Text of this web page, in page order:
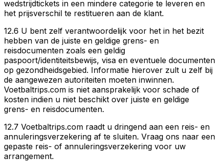
wedstrijdtickets in een mindere categorie te leveren en
het prijsverschil te restitueren aan de klant.
12.6 U bent zelf verantwoordelijk voor het in het bezit
hebben van de juiste en geldige grens- en
reisdocumenten zoals een geldig
paspoort/identiteitsbewijs, visa en eventuele documenten
op gezondheidsgebied. Informatie hierover zult u zelf bij
de aangewezen autoriteiten moeten inwinnen.
Voetbaltrips.com is niet aansprakelijk voor schade of
kosten indien u niet beschikt over juiste en geldige
grens- en reisdocumenten.
12.7 Voetbaltrips.com raadt u dringend aan een reis- en
annuleringsverzekering af te sluiten. Vraag ons naar een
gepaste reis- of annuleringsverzekering voor uw
arrangement.